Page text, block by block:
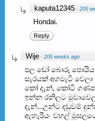
kaputa12345 · 205
Hondai.
Reply
Wije · 205 weeks ago
පල ඩෝ බොරු පොයිය
සැරයක් අගමැටි
කෝ දැන්, කෝටි ගණන්
ඉන්න රනිලට
දැන්...උන්ට දඬුවම්
ඇහැරියං වහල්